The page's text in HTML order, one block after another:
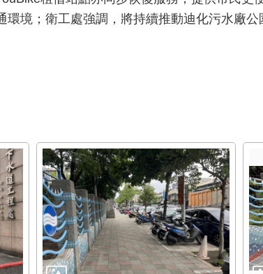
環境；衛工處強調，將持續推動迪化污水廠